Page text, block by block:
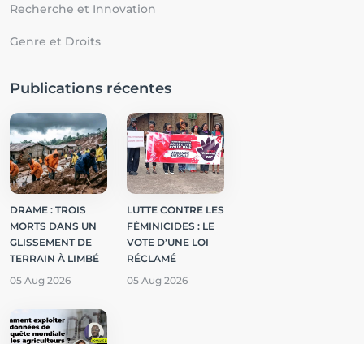
Recherche et Innovation
Genre et Droits
Publications récentes
DRAME : TROIS
MORTS DANS UN
GLISSEMENT DE
TERRAIN À LIMBÉ
05 Aug 2026
LUTTE CONTRE LES
FÉMINICIDES : LE
VOTE D’UNE LOI
RÉCLAMÉ
05 Aug 2026